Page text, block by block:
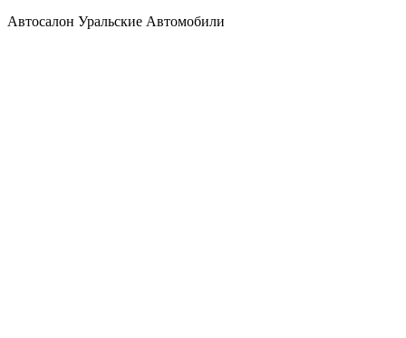
Автосалон Уральские Автомобили